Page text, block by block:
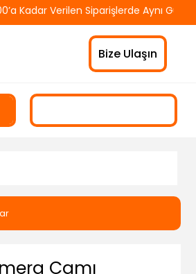
Verilen Siparişlerde Aynı Gün
Bize Ulaşın
Camı